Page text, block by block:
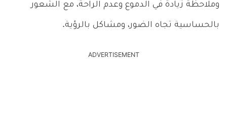
وملاحظة زيادة في الدموع وعدم الراحة، مع الشعور
بالحساسية تجاه الضور، ومشاكل بالرؤية.
ADVERTISEMENT